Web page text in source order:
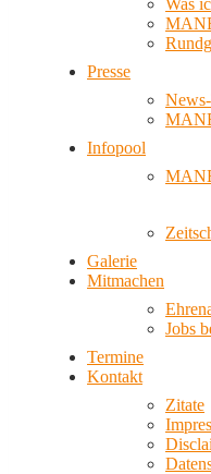
Was
Presse
Infopool
Galerie
Mitmachen
Jobs
Termine
Kontakt
Zitate